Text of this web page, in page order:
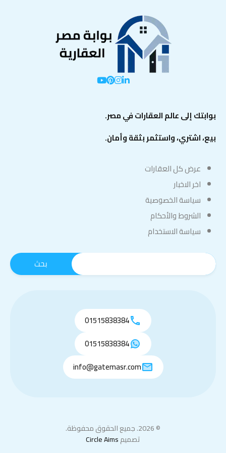
بوابتك إلى عالم العقارات في مصر.
بيع، اشتري، واستثمر بثقة وأمان.
عرض كل العقارات
اخر الاخبار
سياسة الخصوصية
الشروط والأحكام
سياسة الاستخدام
01515838384
01515838384
info@gatemasr.com
© 2026. جميع الحقوق محفوظة.
تصميمCircle Aims